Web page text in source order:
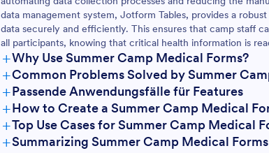
data management system, Jotform Tables, provides a
data securely and efficiently. This ensures that camp staff
all participants, knowing that critical health information is
+Why Use Summer Camp Medical Forms?
+Common Problems Solved by Summer
+Passende Anwendungsfälle für Features
+How to Create a Summer Camp Medical
+Top Use Cases for Summer Camp Medical
For Managers
+Summarizing Summer Camp Medical Forms